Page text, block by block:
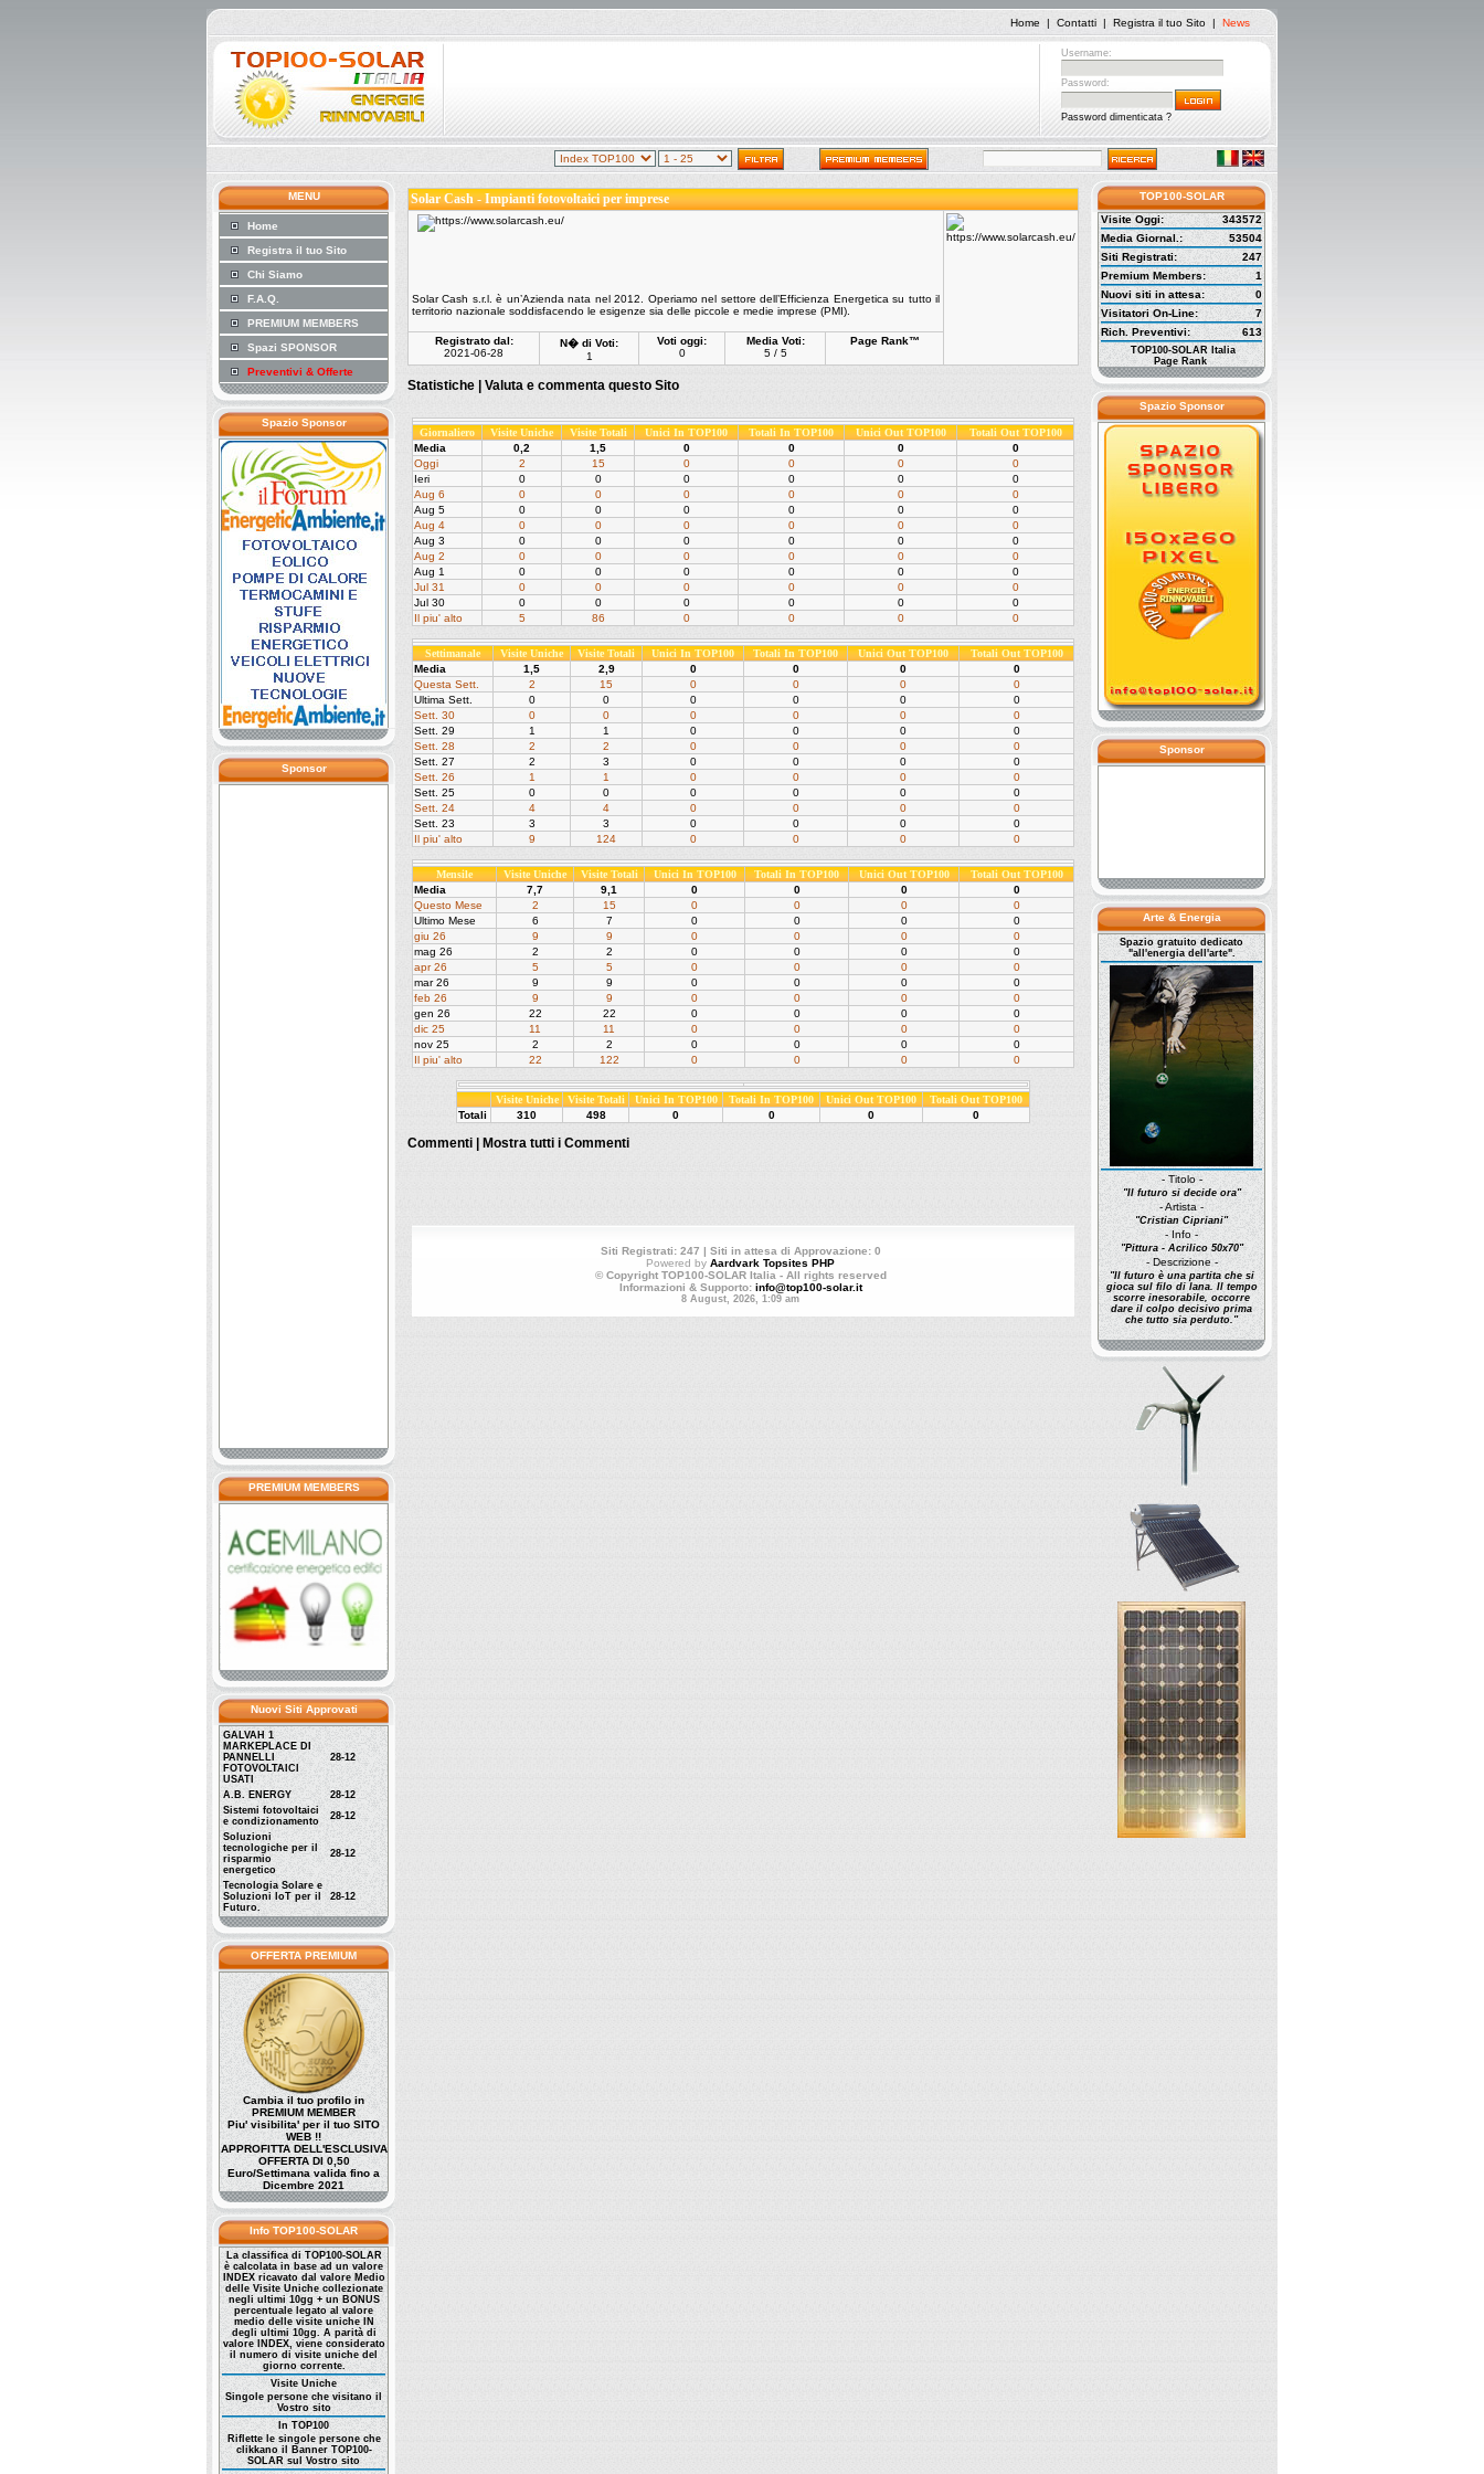
Home | Contatti | Registra il tuo Sito | News
Username:
Password:
Password dimenticata ?
MENU
Home
Registra il tuo Sito
Chi Siamo
F.A.Q.
PREMIUM MEMBERS
Spazi SPONSOR
Preventivi & Offerte
Spazio Sponsor
Sponsor
PREMIUM MEMBERS
Nuovi Siti Approvati
GALVAH 1
MARKEPLACE DI
PANNELLI
FOTOVOLTAICI
USATI
28-12
A.B. ENERGY
28-12
Sistemi fotovoltaici
e condizionamento
28-12
Soluzioni
tecnologiche per il
risparmio
energetico
28-12
Tecnologia Solare e
Soluzioni IoT per il
Futuro.
28-12
OFFERTA PREMIUM
Cambia il tuo profilo in
PREMIUM MEMBER
Piu' visibilita' per il tuo SITO
WEB !!
APPROFITTA DELL'ESCLUSIVA
OFFERTA DI 0,50
Euro/Settimana valida fino a
Dicembre 2021
Info TOP100-SOLAR
La classifica di TOP100-SOLAR
è calcolata in base ad un valore
INDEX ricavato dal valore Medio
delle Visite Uniche collezionate
negli ultimi 10gg + un BONUS
percentuale legato al valore
medio delle visite uniche IN
degli ultimi 10gg. A parità di
valore INDEX, viene considerato
il numero di visite uniche del
giorno corrente.
Visite Uniche
Singole persone che visitano il
Vostro sito
In TOP100
Riflette le singole persone che
clikkano il Banner TOP100-
SOLAR sul Vostro sito
Solar Cash - Impianti fotovoltaici per imprese
Solar Cash s.r.l. è un’Azienda nata nel 2012. Operiamo nel settore dell’Efficienza Energetica su tutto il
territorio nazionale soddisfacendo le esigenze sia delle piccole e medie imprese (PMI).
Registrato dal:
2021-06-28
N� di Voti:
1
Voti oggi:
0
Media Voti:
5 / 5
Page Rank™
Statistiche | Valuta e commenta questo Sito
Giornaliero Visite Uniche Visite Totali Unici In TOP100 Totali In TOP100 Unici Out TOP100
Totali Out TOP100
Media
0,2 1,5 0 0 0
0
Oggi
2 15 0 0 0
0
Ieri
0 0 0 0 0
0
Aug 6
0 0 0 0 0
0
Aug 5
0 0 0 0 0
0
Aug 4
0 0 0 0 0
0
Aug 3
0 0 0 0 0
0
Aug 2
0 0 0 0 0
0
Aug 1
0 0 0 0 0
0
Jul 31
0 0 0 0 0
0
Jul 30
0 0 0 0 0
0
Il piu' alto
5 86 0 0 0 0
Settimanale Visite Uniche Visite Totali Unici In TOP100 Totali In TOP100 Unici Out TOP100
Totali Out TOP100
Media
1,5 2,9 0 0 0
0
Questa Sett.
2 15 0 0 0
0
Ultima Sett.
0 0 0 0 0
0
Sett. 30
0 0 0 0 0
0
Sett. 29
1 1 0 0 0
0
Sett. 28
2 2 0 0 0
0
Sett. 27
2 3 0 0 0
0
Sett. 26
1 1 0 0 0
0
Sett. 25
0 0 0 0 0
0
Sett. 24
4 4 0 0 0
0
Sett. 23
3 3 0 0 0
0
Il piu' alto
9 124 0 0 0 0
Mensile Visite Uniche Visite Totali Unici In TOP100 Totali In TOP100 Unici Out TOP100
Totali Out TOP100
Media
7,7 9,1 0 0 0
0
Questo Mese
2 15 0 0 0
0
Ultimo Mese
6 7 0 0 0
0
giu 26
9 9 0 0 0
0
mag 26
2 2 0 0 0
0
apr 26
5 5 0 0 0
0
mar 26
9 9 0 0 0
0
feb 26
9 9 0 0 0
0
gen 26
22 22 0 0 0
0
dic 25
11 11 0 0 0
0
nov 25
2 2 0 0 0
0
Il piu' alto
22 122 0 0 0 0
Visite Uniche Visite Totali Unici In TOP100 Totali In TOP100 Unici Out TOP100
Totali Out TOP100
Totali
310 498 0 0 0 0
Commenti | Mostra tutti i Commenti
Siti Registrati: 247 | Siti in attesa di Approvazione: 0
Powered by Aardvark Topsites PHP
© Copyright TOP100-SOLAR Italia - All rights reserved
Informazioni & Supporto: info@top100-solar.it
8 August, 2026, 1:09 am
TOP100-SOLAR
Visite Oggi:
343572
Media Giornal.:
53504
Siti Registrati:
247
Premium Members:
1
Nuovi siti in attesa:
0
Visitatori On-Line:
7
Rich. Preventivi:
613
TOP100-SOLAR Italia
Page Rank
Spazio Sponsor
Sponsor
Arte & Energia
Spazio gratuito dedicato
"all'energia dell'arte".
- Titolo -
"Il futuro si decide ora"
- Artista -
"Cristian Cipriani"
- Info -
"Pittura - Acrilico 50x70"
- Descrizione -
"Il futuro è una partita che si
gioca sul filo di lana. Il tempo
scorre inesorabile, occorre
dare il colpo decisivo prima
che tutto sia perduto."